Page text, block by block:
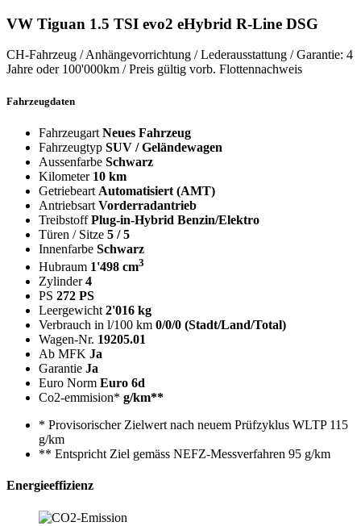
VW Tiguan 1.5 TSI evo2 eHybrid R-Line DSG
CH-Fahrzeug / Anhängevorrichtung / Lederausstattung / Garantie: 4
Jahre oder 100'000km / Preis gültig vorb. Flottennachweis
Fahrzeugdaten
Fahrzeugart Neues Fahrzeug
Fahrzeugtyp SUV / Geländewagen
Aussenfarbe Schwarz
Kilometer 10 km
Getriebeart Automatisiert (AMT)
Antriebsart Vorderradantrieb
Treibstoff Plug-in-Hybrid Benzin/Elektro
Türen / Sitze 5 / 5
Innenfarbe Schwarz
Hubraum 1'498 cm3
Zylinder 4
PS 272 PS
Leergewicht 2'016 kg
Verbrauch in l/100 km 0/0/0 (Stadt/Land/Total)
Wagen-Nr. 19205.01
Ab MFK Ja
Garantie Ja
Euro Norm Euro 6d
Co2-emmision* g/km**
* Provisorischer Zielwert nach neuem Prüfzyklus WLTP 115
g/km
** Entspricht Ziel gemäss NEFZ-Messverfahren 95 g/km
Energieeffizienz